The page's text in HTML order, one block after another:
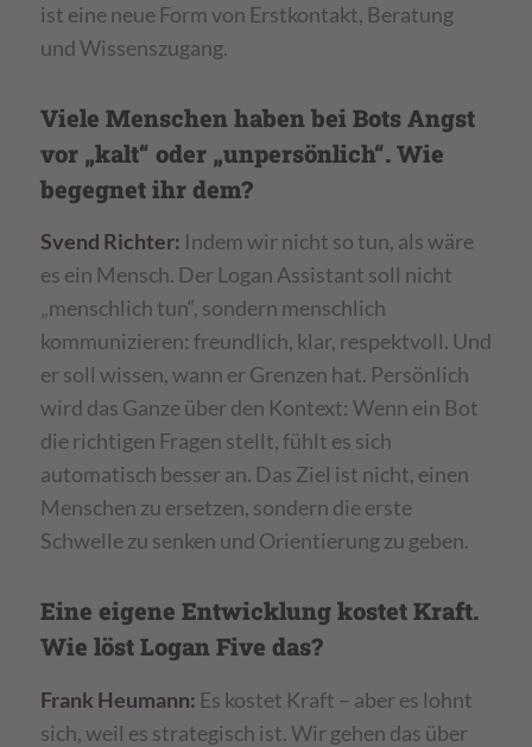
ist eine neue Form von Erstkontakt, Beratung
und Wissenszugang.
Viele Menschen haben bei Bots Angst
vor „kalt“ oder „unpersönlich“. Wie
begegnet ihr dem?
Svend Richter: Indem wir nicht so tun, als wäre
es ein Mensch. Der Logan Assistant soll nicht
„menschlich tun“, sondern menschlich
kommunizieren: freundlich, klar, respektvoll. Und
er soll wissen, wann er Grenzen hat. Persönlich
wird das Ganze über den Kontext: Wenn ein Bot
die richtigen Fragen stellt, fühlt es sich
automatisch besser an. Das Ziel ist nicht, einen
Menschen zu ersetzen, sondern die erste
Schwelle zu senken und Orientierung zu geben.
Eine eigene Entwicklung kostet Kraft.
Wie löst Logan Five das?
Frank Heumann: Es kostet Kraft – aber es lohnt
sich, weil es strategisch ist. Wir gehen das über